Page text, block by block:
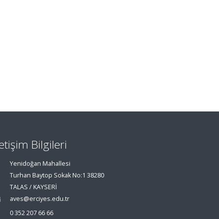
Bilgileri
Yenidoğan Mahallesi
Turhan Baytop Sokak No:1 38280
TALAS / KAYSERİ
aves@erciyes.edu.tr
0 352 207 66 66